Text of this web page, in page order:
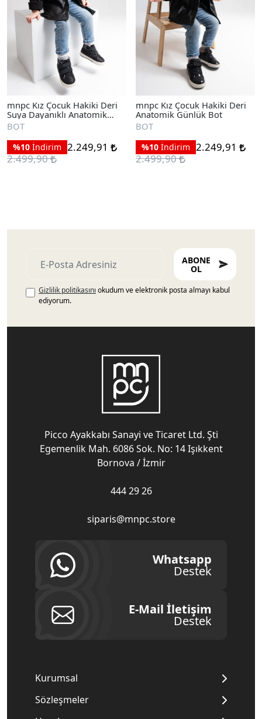
mnpc Kız Çocuk Hakiki Deri
Suya Dayanıklı Anatomik
Günlük Bot
BOT
%10 İndirim 2.249,91
2.499,90
mnpc Kız Çocuk Hakiki Deri
Anatomik Günlük Bot
BOT
%10 İndirim 2.249,91
2.499,90
ABONE
OL
Gizlilik politikasını okudum ve elektronik posta almayı kabul
ediyorum.
Picco Ayakkabı Sanayi ve Ticaret Ltd. Şti
Egemenlik Mah. 6086 Sok. No: 14 Işıkkent
Bornova / İzmir
444 29 26
siparis@mnpc.store
Whatsapp
Destek
E-Mail İletişim
Destek
Kurumsal
Sözleşmeler